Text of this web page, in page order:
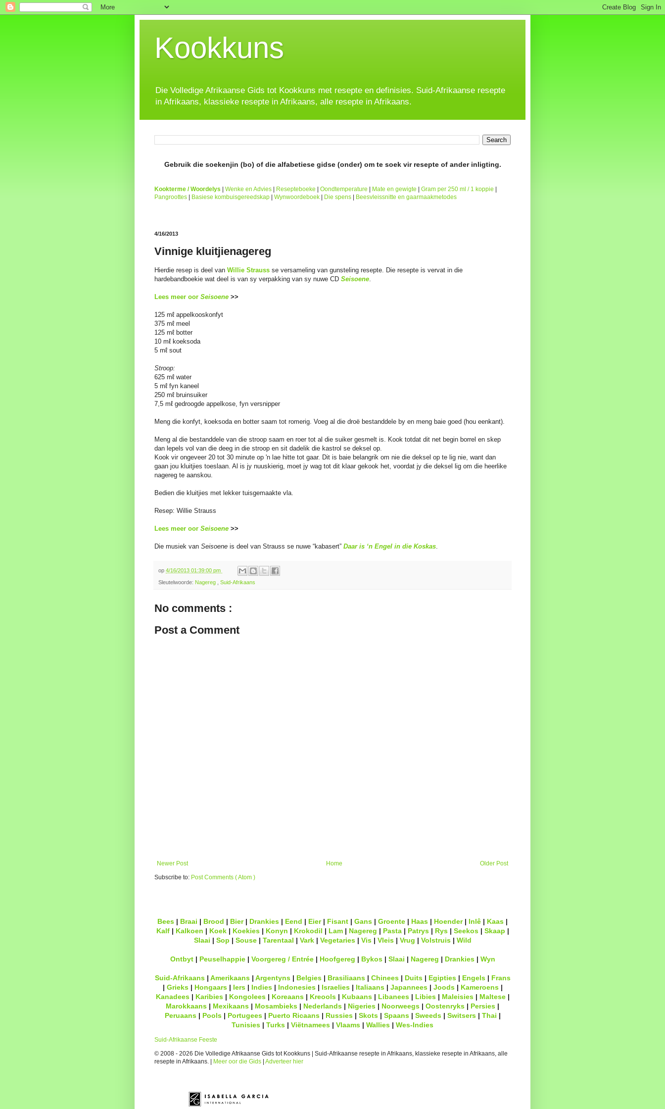
Kookkuns
Die Volledige Afrikaanse Gids tot Kookkuns met resepte en definisies. Suid-Afrikaanse resepte
in Afrikaans, klassieke resepte in Afrikaans, alle resepte in Afrikaans.
Gebruik die soekenjin (bo) of die alfabetiese gidse (onder) om te soek vir resepte of ander inligting.
Kookterme / Woordelys Wenke en Advies Resepteboeke Oondtemperature Mate en gewigte Gram per 250 ml / 1 koppie
Pangroottes
Basiese kombuisgereedskap Wynwoordeboek Die spens Beesvleissnitte en gaarmaakmetodes
4/16/2013
Vinnige kluitjienagereg
Hierdie resep is deel van Willie Strauss se versameling van gunsteling resepte. Die resepte is vervat in die
hardebandboekie wat deel is van sy verpakking van sy nuwe CD Seisoene.
Lees meer oor Seisoene >>
125 mℓ appelkooskonfyt
375 mℓ meel
125 mℓ botter
10 mℓ koeksoda
5 mℓ sout
Stroop:
625 mℓ water
5 mℓ fyn kaneel
250 mℓ bruinsuiker
7,5 mℓ gedroogde appelkose, fyn versnipper
Meng die konfyt, koeksoda en botter saam tot romerig. Voeg al die droë bestanddele by en meng baie goed (hou eenkant).
Meng al die bestanddele van die stroop saam en roer tot al die suiker gesmelt is. Kook totdat dit net begin borrel en skep
dan lepels vol van die deeg in die stroop en sit dadelik die kastrol se deksel op.
Kook vir ongeveer 20 tot 30 minute op 'n lae hitte tot gaar. Dit is baie belangrik om nie die deksel op te lig nie, want dan
gaan jou kluitjies toeslaan. Al is jy nuuskierig, moet jy wag tot dit klaar gekook het, voordat jy die deksel lig om die heerlike
nagereg te aanskou.
Bedien die kluitjies met lekker tuisgemaakte vla.
Resep: Willie Strauss
Lees meer oor Seisoene >>
Die musiek van Seisoene is deel van Strauss se nuwe “kabasert” Daar is ‘n Engel in die Koskas.
op 4/16/2013 01:39:00 pm
Sleutelwoorde: Nagereg , Suid-Afrikaans
No comments :
Post a Comment
Newer Post Older Post
Home
Subscribe to: Post Comments ( Atom )
Bees | Braai | Brood | Bier| Drankies | Eend | Eier| Fisant | Gans | Groente | Haas | Hoender| Inlê | Kaas |
Kalf| Kalkoen | Koek| Koekies| Konyn | Krokodil | Lam| Nagereg | Pasta| Patrys| Rys| Seekos| Skaap |
Slaai | Sop | Souse| Tarentaal | Vark| Vegetaries| Vis| Vleis| Vrug | Volstruis| Wild
Ontbyt| Peuselhappie| Voorgereg / Entrée| Hoofgereg | Bykos| Slaai | Nagereg | Drankies| Wyn
Suid-Afrikaans| Amerikaans| Argentyns| Belgies| Brasiliaans| Chinees| Duits| Egipties| Engels| Frans
| Grieks| Hongaars| Iers| Indies| Indonesies| Israelies| Italiaans| Japannees| Joods| Kameroens|
Kanadees| Karibies| Kongolees| Koreaans| Kreools| Kubaans| Libanees| Libies| Maleisies| Maltese|
Marokkaans | Mexikaans | Mosambieks | Nederlands | Nigeries | Noorweegs | Oostenryks | Persies |
Peruaans| Pools| Portugees| Puerto Ricaans| Russies| Skots| Spaans| Sweeds| Switsers| Thai |
Tunisies | Turks | Viëtnamees | Vlaams | Wallies | Wes-Indies
Suid-Afrikaanse Feeste
© 2008 - 2026 Die Volledige Afrikaanse Gids tot Kookkuns | Suid-Afrikaanse resepte in Afrikaans, klassieke resepte in Afrikaans, alle
resepte in Afrikaans. |
Meer oor die Gids Adverteer hier